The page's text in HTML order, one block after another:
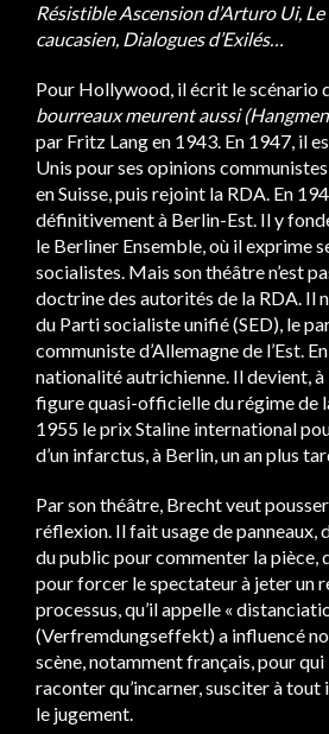
Résistible Ascension d’Arturo Ui,
caucasien, Dialogues d’Exilés…
Pour Hollywood, il écrit le scénario
bourreaux meurent aussi
par Fritz Lang en 1943. En 1947, il
Unis pour ses opinions
en Suisse, puis rejoint la RDA. En
définitivement à Berlin-Est. Il y
le Berliner Ensemble, où il exprime
socialistes. Mais son théâtre n’est
doctrine des autorités de la RDA. Il
du Parti socialiste unifié (SED), le
communiste d’Allemagne de l’Est.
nationalité autrichienne. Il devient, à
figure quasi-officielle du régime de
1955 le prix Staline international
d’un infarctus, à Berlin, un an plus
Par son théâtre, Brecht veut
réflexion. Il fait usage de panneaux,
du public pour commenter la pièce,
pour forcer le spectateur à jeter un
processus, qu’il appelle «
(Verfremdungseffekt) a influencé
scène, notamment français, pour qui
raconter qu’incarner, susciter à
le jugement.